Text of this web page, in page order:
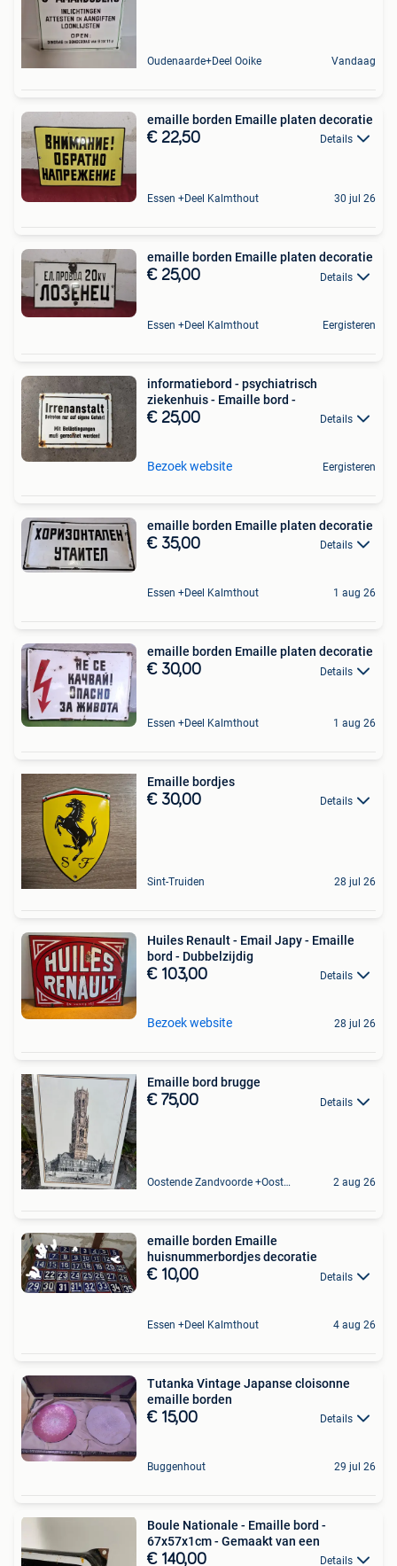
Oudenaarde+Deel Ooike Vandaag
emaille borden Emaille platen decoratie
€ 22,50 Details
Essen +Deel Kalmthout 30 jul 26
emaille borden Emaille platen decoratie
€ 25,00 Details
Essen +Deel Kalmthout Eergisteren
informatiebord - psychiatrisch
ziekenhuis - Emaille bord -
€ 25,00 Details
Bezoek website Eergisteren
emaille borden Emaille platen decoratie
€ 35,00 Details
Essen +Deel Kalmthout 1 aug 26
emaille borden Emaille platen decoratie
€ 30,00 Details
Essen +Deel Kalmthout 1 aug 26
Emaille bordjes
€ 30,00 Details
Sint-Truiden 28 jul 26
Huiles Renault - Email Japy - Emaille
bord - Dubbelzijdig
€ 103,00 Details
Bezoek website 28 jul 26
Emaille bord brugge
€ 75,00 Details
Oostende Zandvoorde +Oostende 2 aug 26
emaille borden Emaille
huisnummerbordjes decoratie
€ 10,00 Details
Essen +Deel Kalmthout 4 aug 26
Tutanka Vintage Japanse cloisonne
emaille borden
€ 15,00 Details
Buggenhout 29 jul 26
Boule Nationale - Emaille bord -
67x57x1cm - Gemaakt van een
€ 140,00 Details